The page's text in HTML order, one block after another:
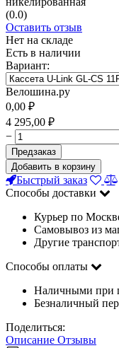
(0.0)
Оставить отзыв
Нет на складе
Есть в наличии
Вариант:
Велошина.ру
0,00 ₽
4 295,00 ₽
−
Предзаказ
Добавить в корзину
Быстрый заказ
Способы доставки
Курьер по
Самовывоз из
Другие
Способы оплаты
Наличными при
Безналичный
Поделиться:
Описание Отзывы